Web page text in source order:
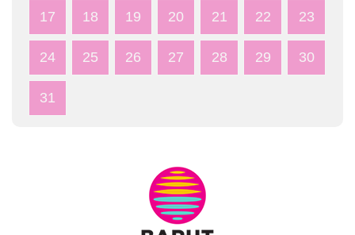
17 18 19 20 21 22 23
24 25 26 27 28 29 30
31